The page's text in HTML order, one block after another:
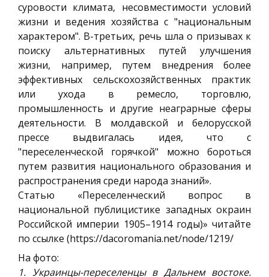
суровости климата, несовместимости условий
жизни и ведения хозяйства с "национальным
характером". В-третьих, речь шла о призывах к
поиску альтернативных путей улучшения
жизни, например, путем внедрения более
эффективных сельскохозяйственных практик
или ухода в ремесло, торговлю,
промышленность и другие неаграрные сферы
деятельности. В молдавской и белорусской
прессе выдвигалась идея, что с
"переселенческой горячкой" можно бороться
путем развития национального образования и
распространения среди народа знаний».
Статью «Переселенческий вопрос в
национальной публицистике западных окраин
Российской империи 1905–1914 годы)» читайте
по ссылке (https://dacoromania.net/node/1219/
На фото:
1. Украинцы-переселенцы в Дальнем востоке.